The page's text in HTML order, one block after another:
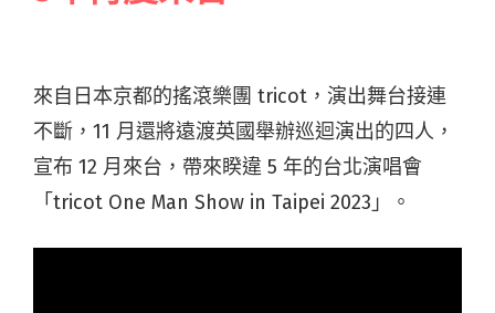
來自日本京都的搖滾樂團 tricot，演出舞台接連
不斷，11 月還將遠渡英國舉辦巡迴演出的四人，
宣布 12 月來台，帶來睽違 5 年的台北演唱會
「tricot One Man Show in Taipei 2023」。